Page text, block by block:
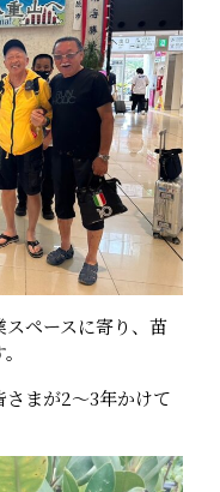
ペースに寄り、苗
まが2～3年かけて